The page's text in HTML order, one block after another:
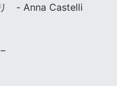
リ - Anna Castelli